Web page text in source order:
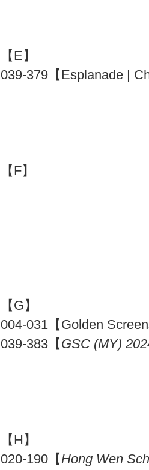
【E】
039-379【Esplanade |
【F】
【G】
004-031【Golden
039-383【GSC (MY)
【H】
020-190【Hong Wen